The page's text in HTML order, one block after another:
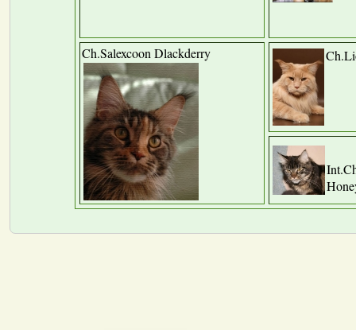
Ch.Salexcoon Dlackderry